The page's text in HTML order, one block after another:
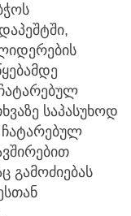
საპასუხოდ
გამოძიებას